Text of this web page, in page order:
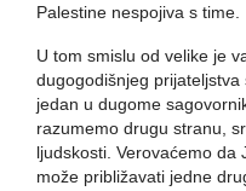
Palestine nespojiva s time.
U tom smislu od velike je
dugogodišnjeg
jedan u dugome
razumemo drugu stranu,
ljudskosti. Verovaćemo
može približavati jedne